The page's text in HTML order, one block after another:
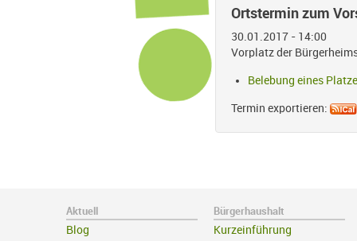
Ortstermin zum
30.01.2017 - 14:00
Vorplatz der
Belebung eines
Termin exportieren:
Aktuell
Blog
Bürgerhaushalt
Kurzeinführung